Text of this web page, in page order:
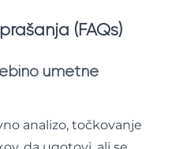
(FAQs)
umetne
analizo, točkovanje